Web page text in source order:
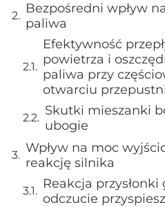
Bezpośredni wpływ
paliwa
Efektywność
powietrza i
paliwa przy
otwarciu
Skutki mieszanki
ubogie
Wpływ na moc
reakcję silnika
Reakcja przysłonki
odczucie